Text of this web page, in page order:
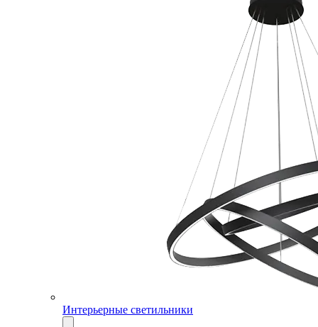
Интерьерные светильники